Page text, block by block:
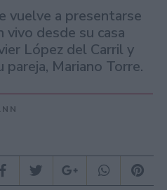
vuelve a presentarse
vivo desde su casa
López del Carril y
pareja, Mariano Torre.